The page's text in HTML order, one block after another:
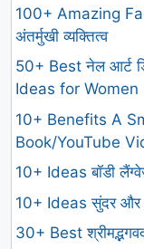
100+ Amazing
अंतर्मुखी व्यक्तित्व
50+ Best नेल आर्ट
Ideas for Women
10+ Benefits A
Book/YouTube
10+ Ideas बॉडी
10+ Ideas सुंदर और
30+ Best